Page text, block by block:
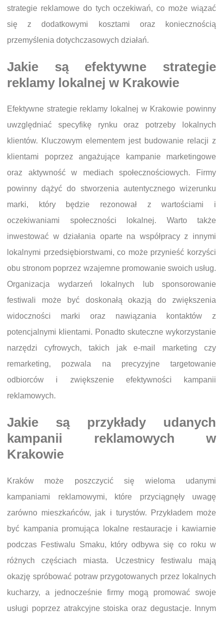
strategie reklamowe do tych oczekiwań, co może wiązać
się z dodatkowymi kosztami oraz koniecznością
przemyślenia dotychczasowych działań.
Jakie są efektywne strategie
reklamy lokalnej w Krakowie
Efektywne strategie reklamy lokalnej w Krakowie powinny
uwzględniać specyfikę rynku oraz potrzeby lokalnych
klientów. Kluczowym elementem jest budowanie relacji z
klientami poprzez angażujące kampanie marketingowe
oraz aktywność w mediach społecznościowych. Firmy
powinny dążyć do stworzenia autentycznego wizerunku
marki, który będzie rezonował z wartościami i
oczekiwaniami społeczności lokalnej. Warto także
inwestować w działania oparte na współpracy z innymi
lokalnymi przedsiębiorstwami, co może przynieść korzyści
obu stronom poprzez wzajemne promowanie swoich usług.
Organizacja wydarzeń lokalnych lub sponsorowanie
festiwali może być doskonałą okazją do zwiększenia
widoczności marki oraz nawiązania kontaktów z
potencjalnymi klientami. Ponadto skuteczne wykorzystanie
narzędzi cyfrowych, takich jak e-mail marketing czy
remarketing, pozwala na precyzyjne targetowanie
odbiorców i zwiększenie efektywności kampanii
reklamowych.
Jakie są przykłady udanych
kampanii reklamowych w
Krakowie
Kraków może poszczycić się wieloma udanymi
kampaniami reklamowymi, które przyciągnęły uwagę
zarówno mieszkańców, jak i turystów. Przykładem może
być kampania promująca lokalne restauracje i kawiarnie
podczas Festiwalu Smaku, który odbywa się co roku w
różnych częściach miasta. Uczestnicy festiwalu mają
okazję spróbować potraw przygotowanych przez lokalnych
kucharzy, a jednocześnie firmy mogą promować swoje
usługi poprzez atrakcyjne stoiska oraz degustacje. Innym